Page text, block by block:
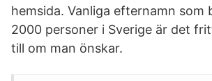
hemsida. Vanliga efternamn som
2000 personer i Sverige är det
till om man önskar.